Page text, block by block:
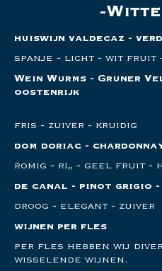
huiswijn valdecaz -
spanje - licht - wit fruit
Wein Wurms - Gruner
oostenrijk
fris - zuiver - kruidig
dom doriac -
romig - rijp - geel fruit -
de canal - pinot grigio
droog - elegant - zuiver
wijnen per fles
per fles hebben wij
wisselende wijnen.